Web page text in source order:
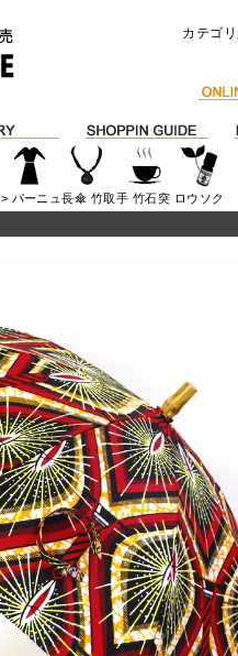
カテゴ
> パーニュ長傘 竹取手 竹石突 ロウソク